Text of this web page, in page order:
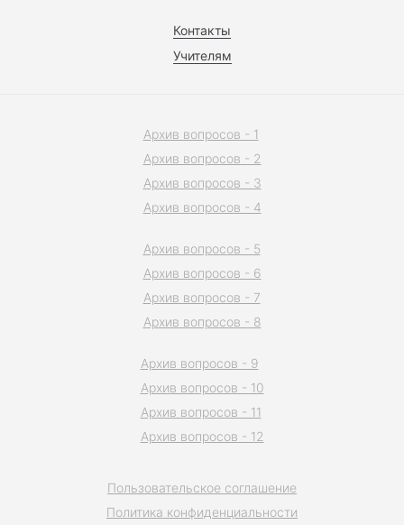
Контакты
Учителям
Пользовательское соглашение
Политика конфиденциальности
Архив вопросов - 1
Архив вопросов - 2
Архив вопросов - 3
Архив вопросов - 4
Архив вопросов - 5
Архив вопросов - 6
Архив вопросов - 7
Архив вопросов - 8
Архив вопросов - 9
Архив вопросов - 10
Архив вопросов - 11
Архив вопросов - 12